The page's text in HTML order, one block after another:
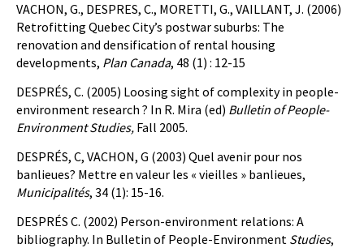
VACHON, G., DESPRES, C., MORETTI, G., VAILLANT, J. (2006)
Retrofitting Quebec City’s postwar suburbs: The
renovation and densification of rental housing
developments, Plan Canada, 48 (1) : 12-15
DESPRÉS, C. (2005) Loosing sight of complexity in people-
environment research ? In R. Mira (ed) Bulletin of People-
Environment Studies, Fall 2005.
DESPRÉS, C, VACHON, G (2003) Quel avenir pour nos
banlieues? Mettre en valeur les « vieilles » banlieues,
Municipalités, 34 (1): 15-16.
DESPRÉS C. (2002) Person-environment relations: A
bibliography. In Bulletin of People-Environment Studies,